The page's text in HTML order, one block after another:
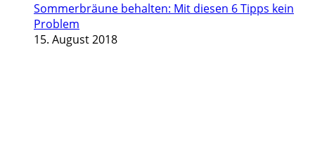
Sommerbräune behalten: Mit diesen 6 Tipps kein
Problem
15. August 2018